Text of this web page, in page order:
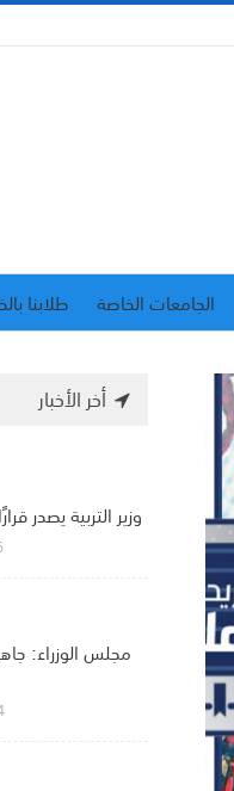
الجامعات الخاصة
طلابنا
أخر الأخبار
وزير التربية يصدر
مجلس الوزراء: